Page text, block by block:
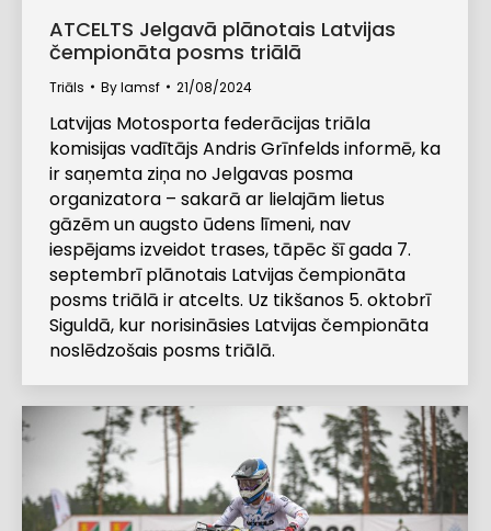
ATCELTS Jelgavā plānotais Latvijas
čempionāta posms triālā
Triāls Bylamsf 21/08/2024
Latvijas Motosporta federācijas triāla
komisijas vadītājs Andris Grīnfelds informē, ka
ir saņemta ziņa no Jelgavas posma
organizatora – sakarā ar lielajām lietus
gāzēm un augsto ūdens līmeni, nav
iespējams izveidot trases, tāpēc šī gada 7.
septembrī plānotais Latvijas čempionāta
posms triālā ir atcelts. Uz tikšanos 5. oktobrī
Siguldā, kur norisināsies Latvijas čempionāta
noslēdzošais posms triālā.